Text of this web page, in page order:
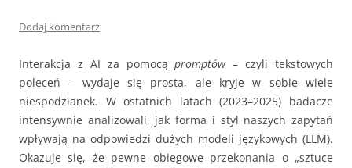
Dodaj komentarz
Interakcja z AI za pomocąpromptów– czyli tekstowych
poleceń – wydaje się prosta, ale kryje w sobie wiele
niespodzianek. W ostatnich latach (2023–2025) badacze
intensywnie analizowali, jak forma i styl naszych zapytań
wpływają na odpowiedzi dużych modeli językowych (LLM).
Okazuje się, że pewne obiegowe przekonania o „sztuce